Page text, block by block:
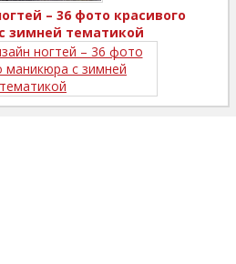
– 36 фото красивого
зимней тематикой